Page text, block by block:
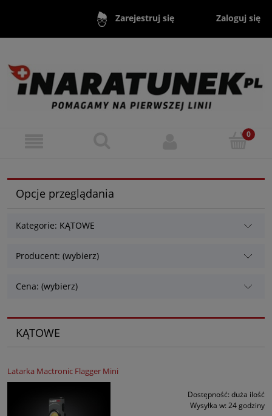
Zarejestruj się Zaloguj się
Opcje przeglądania
Kategorie: KĄTOWE
Producent: (wybierz)
Cena: (wybierz)
KĄTOWE
Latarka Mactronic Flagger Mini
Dostępność: duża ilość
Wysyłka w: 24 godziny